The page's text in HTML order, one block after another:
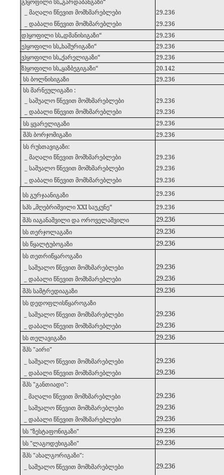
გ)ყოფილი სს„გარდაბანგაზი“
_ მაღალი წნევით მომხმარებლები
29.236
_ დაბალი წნევით მომხმარებლები
29.236
დ)ყოფილი სს„დმანისიგაზი“
29.236
ე)ყოფილი სს„ხაშურიგაზი“
29.236
ვ)ყოფილი სს„ქარელიგაზი“
29.236
ზ)ყოფილი სს„ყაზბეგიგაზი“
20.142
სს ბოლნისიგაზი
29.236
სს მარნეულიგაზი :
_ საშუალო წნევით მომხმარებლები
29.236
_ დაბალი წნევით მომხმარებლები
29.236
სს ყვარელიგაზი
29.236
შპს ბორჯომიგაზი
29.236
სს რუსთავიგაზი:
_ მაღალი წნევით მომხმარებლები
29.236
_ საშუალო წნევით მომხმარებლები
29.236
_ დაბალი წნევით მომხმარებლები
29.236
სს გურჯაანიგაზი
29.236
სპს „მღებრიშვილი XXI საუკუნე“
29.236
შპს იაგანაშვილი და ოროველაშვილი 29.236
სს თერჯოლაგაზი 29.236
სს წყალტუბოგაზი 29.236
სს თეთრიწყაროგაზი
_ საშუალო წნევით მომხმარებლები
29.236
_ დაბალი წნევით მომხმარებლები 29.236
შპს სამტრედიაგაზი 29.236
სს დედოფლისწყაროგაზი
_ საშუალო წნევით მომხმარებლები
29.236
_ დაბალი წნევით მომხმარებლები 29.236
სს თელავიგაზი 29.236
შპს "აირი"
_ საშუალო წნევით მომხმარებლები
29.236
_ დაბალი წნევით მომხმარებლები 29.236
შპს "განთიადი":
_ მაღალი წნევით მომხმარებლები
29.236
_ საშუალო წნევით მომხმარებლები 29.236
_ დაბალი წნევით მომხმარებლები 29.236
სს "ზესტაფონიგაზი" 29.236
სს "ლაგოდეხიგაზი" 29.236
შპს "ახალგორიგაზი":
_ საშუალო წნევით მომხმარებლები
29.236